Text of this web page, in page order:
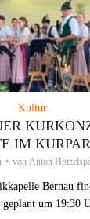
Kultur
IM
von Anton
Bernau
geplant um 19:30